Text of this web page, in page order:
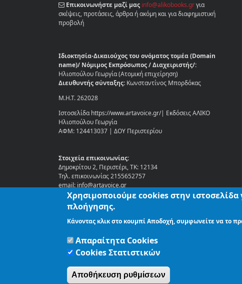
Επικοινωνήστε μαζί μας info@alikobooks.grγια
σκέψεις, προτάσεις, άρθρα ή ακόμη και για διαφημιστική
προβολή
Ιδιοκτησία-Δικαιούχος του ονόματος τομέα (Domain
name)/ Νόμιμος Εκπρόσωπος / Διαχειριστής/:
Ηλιοπούλου Γεωργία (Ατομική επιχείρηση)
Διευθυντής σύνταξης: Κωνσταντίνος Μπορδόκας
Μ.Η.Τ. 262028
Ιστοσελίδα https://www.artavoice.gr/| Εκδόσεις ΑΛΙΚΟ
Ηλιοπούλου Γεωργία
ΑΦΜ: 124413037 | ΔΟΥ Περιστερίου
Στοιχεία επικοινωνίας:
Δημοκρίτου 2, Περιστέρι, ΤΚ: 12134
Τηλ. επικοινωνίας 2155652757
email: info@artavoice.gr
ΑΡΧΙΚΗ ΤΑΥΤΟΤΗΤΑ ΟΡΟΙ ΧΡΗΣΗΣ
Χρησιμοποιούμε cookies στην ιστοσελίδα
πλοήγησης.
Κάνοντας κλικ στο κουμπί Αποδοχή, συμφωνείτε να το
Απαραίτητα Cookies
Cookies Στατιστικών
Αποθήκευση ρυθμίσεων